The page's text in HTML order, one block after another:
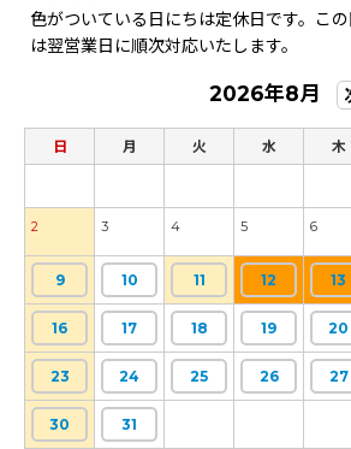
色がついている日にちは定休日です。こ
は翌営業日に順次対応いたします。
2026年8月
日 月 火 水 木
2 3 4 5 6
9 10 11 12 13
16 17 18 19 20
23 24 25 26 27
30 31